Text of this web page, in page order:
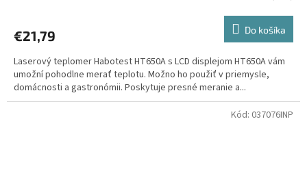
€21,79 Do košíka
Laserový teplomer Habotest HT650A s LCD displejom HT650A vám
umožní pohodlne merať teplotu. Možno ho použiť v priemysle,
domácnosti a gastronómii. Poskytuje presné meranie a...
Kód: 037076INP